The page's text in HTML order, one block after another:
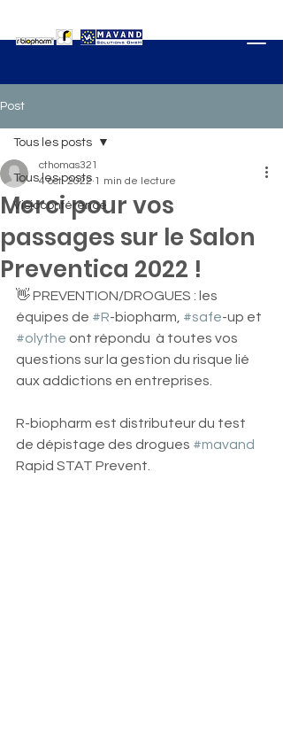
Post
Tous les posts
Visioconférence
Tous les posts
Merci pour vos
passages sur le Salon
Preventica 2022 !
cthomas321
4 oct. 2022 1 min de lecture
👋 PREVENTION/DROGUES : les
équipes de #R-biopharm, #safe-up et
#olythe ont répondu  à toutes vos
questions sur la gestion du risque lié
aux addictions en entreprises.
R-biopharm est distributeur du test
de dépistage des drogues #mavand
Rapid STAT Prevent.